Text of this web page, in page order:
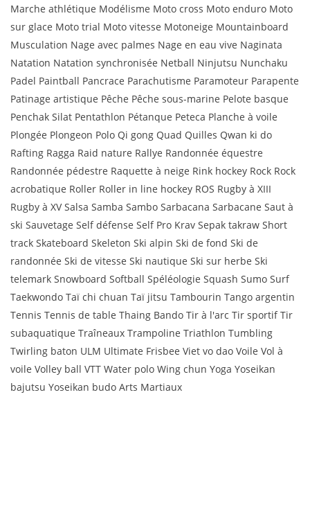
Marche athlétique Modélisme Moto cross Moto enduro Moto
sur glace Moto trial Moto vitesse Motoneige Mountainboard
Musculation Nage avec palmes Nage en eau vive Naginata
Natation Natation synchronisée Netball Ninjutsu Nunchaku
Padel Paintball Pancrace Parachutisme Paramoteur Parapente
Patinage artistique Pêche Pêche sous-marine Pelote basque
Penchak Silat Pentathlon Pétanque Peteca Planche à voile
Plongée Plongeon Polo Qi gong Quad Quilles Qwan ki do
Rafting Ragga Raid nature Rallye Randonnée équestre
Randonnée pédestre Raquette à neige Rink hockey Rock Rock
acrobatique Roller Roller in line hockey ROS Rugby à XIII
Rugby à XV Salsa Samba Sambo Sarbacana Sarbacane Saut à
ski Sauvetage Self défense Self Pro Krav Sepak takraw Short
track Skateboard Skeleton Ski alpin Ski de fond Ski de
randonnée Ski de vitesse Ski nautique Ski sur herbe Ski
telemark Snowboard Softball Spéléologie Squash Sumo Surf
Taekwondo Taï chi chuan Taï jitsu Tambourin Tango argentin
Tennis Tennis de table Thaing Bando Tir à l'arc Tir sportif Tir
subaquatique Traîneaux Trampoline Triathlon Tumbling
Twirling baton ULM Ultimate Frisbee Viet vo dao Voile Vol à
voile Volley ball VTT Water polo Wing chun Yoga Yoseikan
bajutsu Yoseikan budo Arts Martiaux